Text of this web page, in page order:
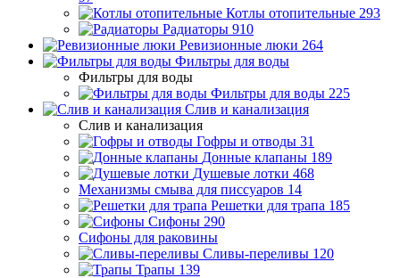
Котлы отопительные 293
Радиаторы 910
Ревизионные люки 264
Фильтры для воды
Фильтры для воды
Фильтры для воды 225
Слив и канализация
Слив и канализация
Гофры и отводы 31
Донные клапаны 189
Душевые лотки 468
Механизмы смыва для писсуаров 14
Решетки для трапа 185
Сифоны 290
Сифоны для раковины
Сливы-переливы 120
Трапы 139